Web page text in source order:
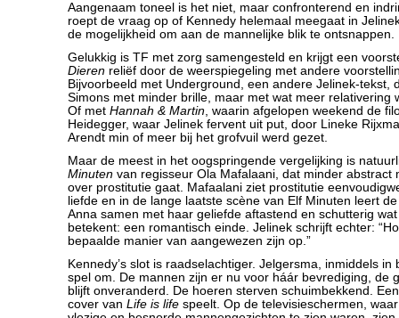
Aangenaam toneel is het niet, maar confronterend en
roept de vraag op of Kennedy helemaal meegaat in
de mogelijkheid om aan de mannelijke blik te ontsnappen.
Gelukkig is TF met zorg samengesteld en krijgt een
Dieren reliëf door de weerspiegeling met andere
Bijvoorbeeld met Underground, een andere Jelinek-tekst,
Simons met minder brille, maar met wat meer relativering
Of met Hannah & Martin, waarin afgelopen weekend de
Heidegger, waar Jelinek fervent uit put, door Lineke
Arendt min of meer bij het grofvuil werd gezet.
Maar de meest in het oogspringende vergelijking is
Minuten van regisseur Ola Mafalaani, dat minder abstract
over prostitutie gaat. Mafaalani ziet prostitutie
liefde en in de lange laatste scène van Elf Minuten leert
Anna samen met haar geliefde aftastend en schutterig
betekent: een romantisch einde. Jelinek schrijft echter:
bepaalde manier van aangewezen zijn op.”
Kennedy’s slot is raadselachtiger. Jelgersma, inmiddels
spel om. De mannen zijn er nu voor háár bevrediging, de
blijft onveranderd. De hoeren sterven schuimbekkend.
cover van Life is life speelt. Op de televisieschermen,